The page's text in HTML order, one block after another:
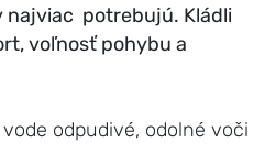
potrebujú. Kládli
voľnosť pohybu a
odpudivé, odolné voči